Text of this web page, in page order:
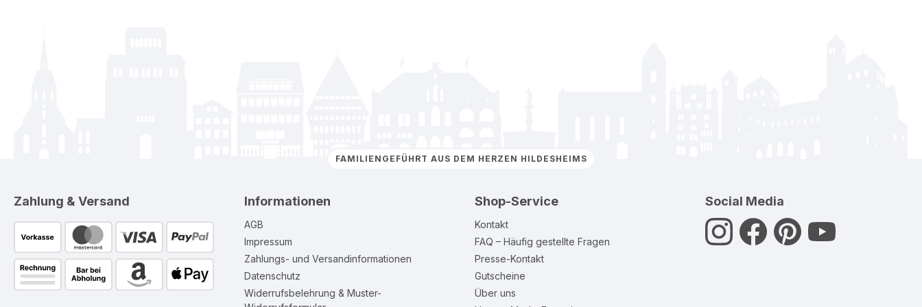
FAMILIENGEFÜHRT AUS DEM HERZEN HILDESHEIMS
Zahlung & Versand Informationen
AGB
Impressum
Zahlungs- und Versandinformationen
Datenschutz
Widerrufsbelehrung & Muster-
Shop-Service
Kontakt
FAQ – Häufig gestellte Fragen
Presse-Kontakt
Gutscheine
Über uns
Social Media